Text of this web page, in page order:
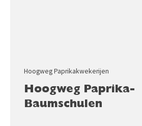
Hoogweg Paprikakwekerijen
Hoogweg Paprika-
Baumschulen